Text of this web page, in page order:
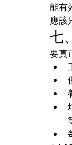
能有
應該
七
要真